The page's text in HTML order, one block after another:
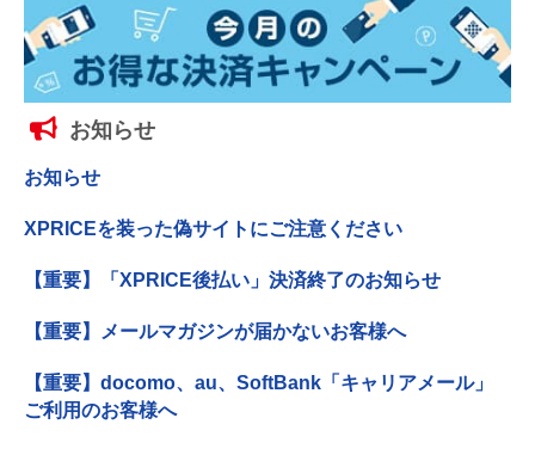
お知らせ
お知らせ
XPRICEを装った偽サイトにご注意ください
【重要】「XPRICE後払い」決済終了のお知らせ
【重要】メールマガジンが届かないお客様へ
【重要】docomo、au、SoftBank「キャリアメール」
ご利用のお客様へ